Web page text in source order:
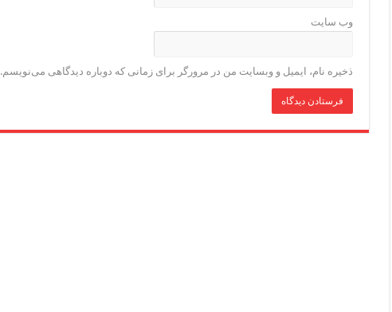
وب‌ سایت
ذخیره نام، ایمیل و وبسایت من در مرورگر برای زمانی که دوباره دیدگاهی می‌نویسم.